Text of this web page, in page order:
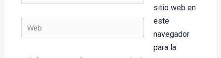
sitio web en
este
navegador
para la